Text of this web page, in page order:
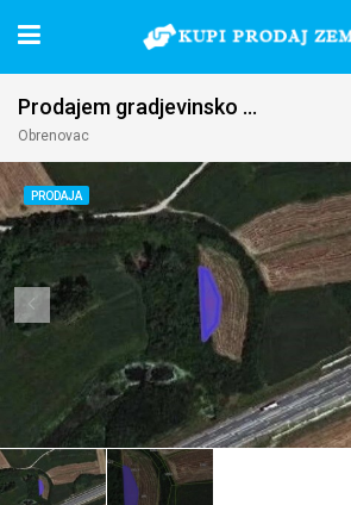
Prodajem gradjevinsko zemljiste Obrenovac-Belo Polje
Obrenovac
PRODAJA